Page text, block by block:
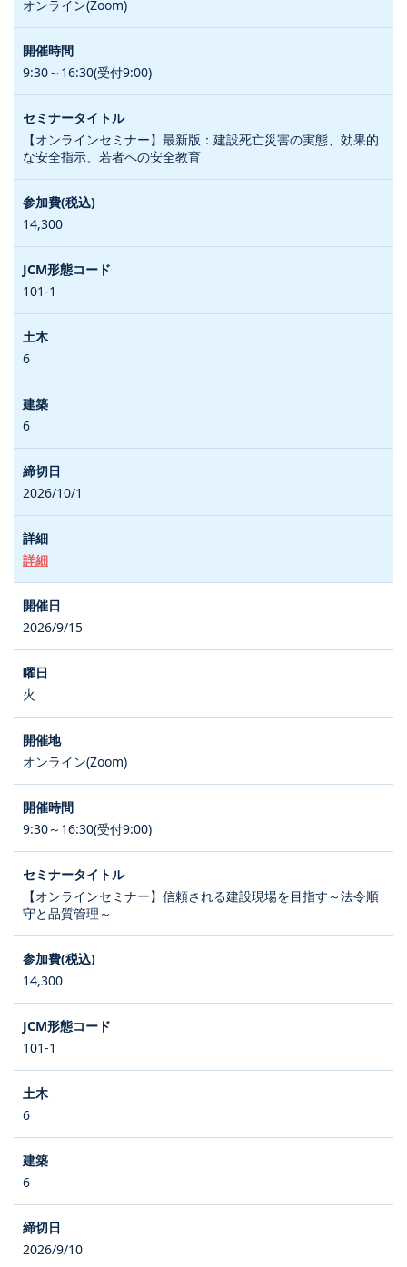
オンライン(Zoom)
9:30～16:30(受付9:00)
【オンラインセミナー】最新版：建設死亡災害の実態、効果的
な安全指示、若者への安全教育
14,300
101-1
6
6
2026/10/1
詳細
2026/9/15
火
オンライン(Zoom)
9:30～16:30(受付9:00)
【オンラインセミナー】信頼される建設現場を目指す～法令順
守と品質管理～
14,300
101-1
6
6
2026/9/10